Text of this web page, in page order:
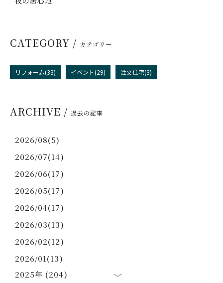
CATEGORY / カテゴリー
リフォーム(33) イベント(29) 注文住宅(3)
ARCHIVE / 過去の記事
2026/08(5)
2026/07(14)
2026/06(17)
2026/05(17)
2026/04(17)
2026/03(13)
2026/02(12)
2026/01(13)
2025年 (204)